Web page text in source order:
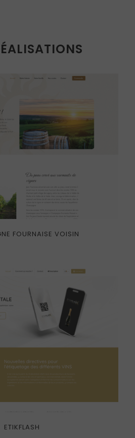
FOURNAISE VOISIN
ETIKFLASH